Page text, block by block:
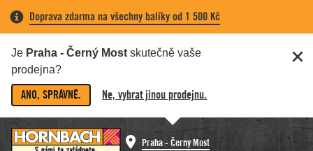
Doprava zdarma na všechny balíky od 1 500 Kč
Je Praha - Černý Most skutečně vaše
prodejna?
ANO, SPRÁVNĚ. Ne, vybrat jinou prodejnu.
Praha - Černý Most